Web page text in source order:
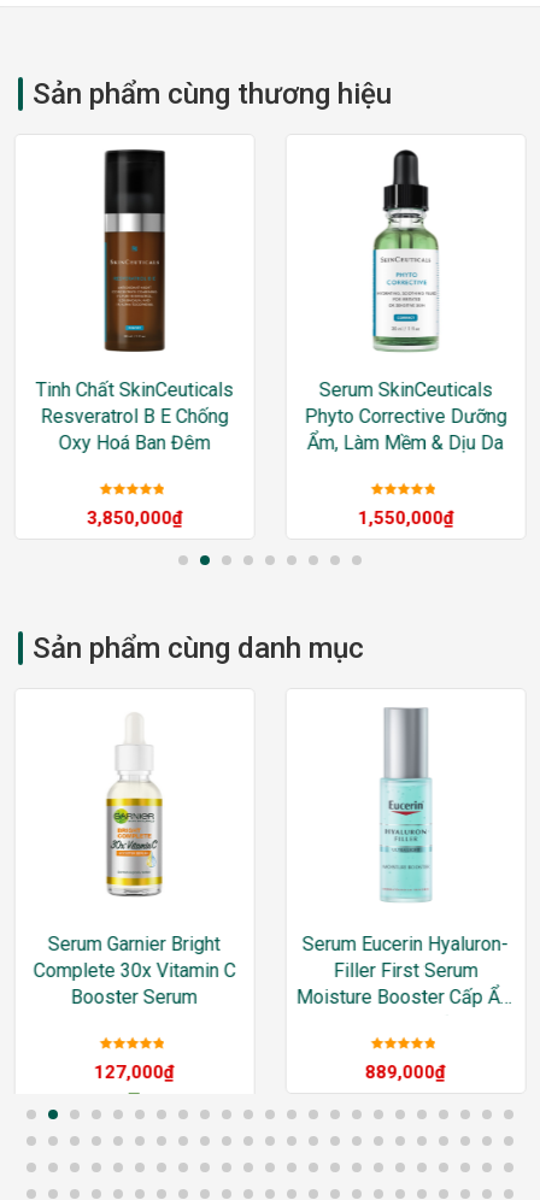
Sản phẩm cùng thương hiệu
Tinh Chất SkinCeuticals
Resveratrol B E Chống
Oxy Hoá Ban Đêm
hạng5sao
3,850,000₫
Serum SkinCeuticals
Phyto Corrective Dưỡng
Ẩm, Làm Mềm & Dịu Da
hạng5sao
1,550,000₫
Sản phẩm cùng danh mục
Serum Garnier Bright
Complete 30x Vitamin C
Booster Serum
hạng5sao
127,000₫
–
205,000₫
Serum Eucerin Hyaluron-
Filler First Serum
Moisture Booster Cấp Ẩm
30ml
hạng5sao
889,000₫